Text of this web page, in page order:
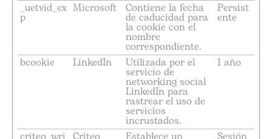
_uetvid_ex
p
Microsoft Contiene la fecha
de caducidad para
la cookie con el
nombre
correspondiente.
Persist
ente
bcookie LinkedIn Utilizada por el
servicio de
networking social
LinkedIn para
rastrear el uso de
servicios
incrustados.
1 año